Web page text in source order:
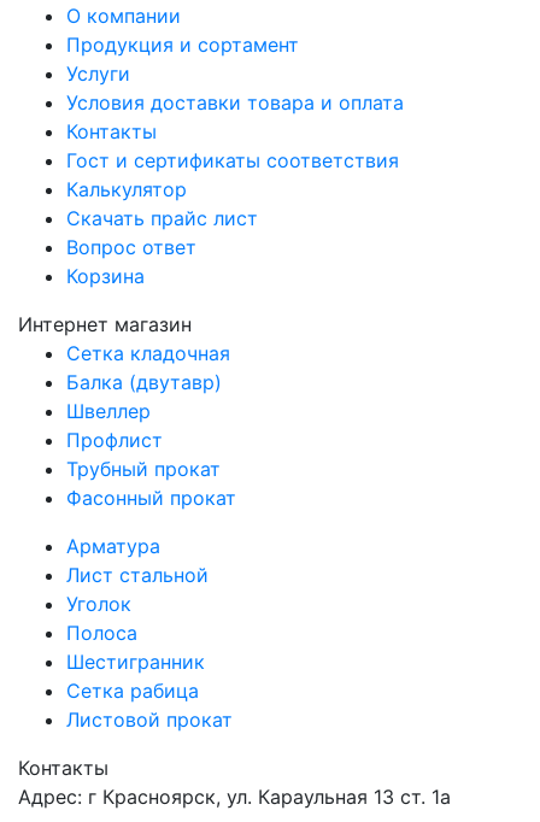
О компании
Продукция и сортамент
Услуги
Условия доставки товара и оплата
Контакты
Гост и сертификаты соответствия
Калькулятор
Скачать прайс лист
Вопрос ответ
Корзина
Интернет магазин
Сетка кладочная
Балка (двутавр)
Швеллер
Профлист
Трубный прокат
Фасонный прокат
Арматура
Лист стальной
Уголок
Полоса
Шестигранник
Сетка рабица
Листовой прокат
Контакты
Адрес: г Красноярск, ул. Караульная 13 ст. 1а